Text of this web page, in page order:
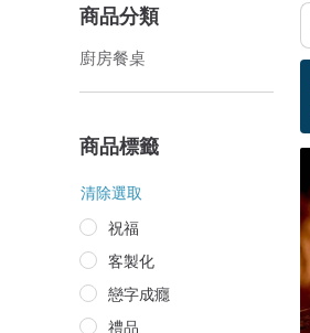
商品分類
廚房餐桌
商品標籤
清除選取
祝福
客製化
戀字成癮
禮品